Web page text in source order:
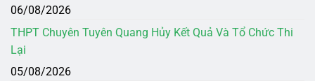
06/08/2026
THPT Chuyên Tuyên Quang Hủy Kết Quả Và Tổ Chức Thi
Lại
05/08/2026